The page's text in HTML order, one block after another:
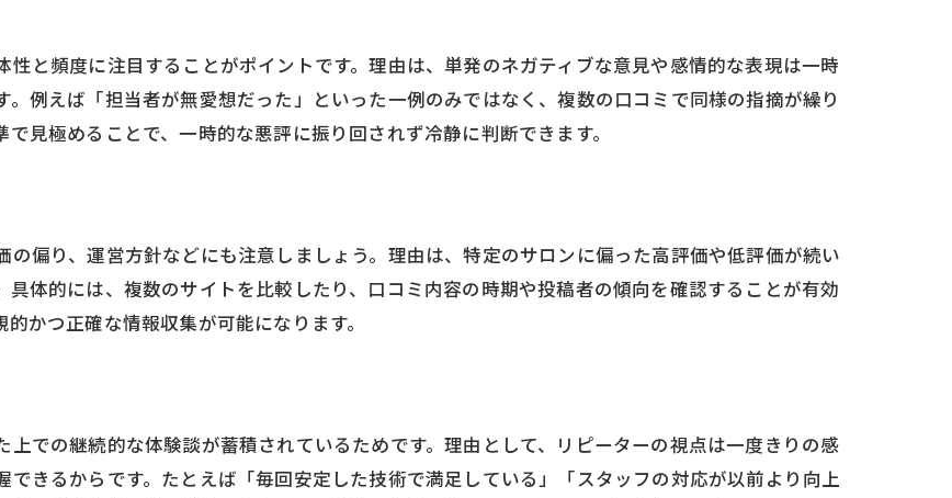
口コミサイト利用で失敗しないための工夫
美容室口コミから読み解く技術や対応力
悪い口コミに惑わされない美容室選びのコツ
美容室口コミサイトのネガティブ情報対策
悪い口コミに惑わされず美容室を選ぶコツ
美容室口コミの偏りを見抜くチェック方法
美容室口コミ例文から伝わる本音の体験談
口コミ常連が語る美容室のリアルな評価点
と頻度に注目することがポイントです。理由は、単発のネガティブな意見や感情的な表現は一時
例えば「担当者が無愛想だった」といった一例のみではなく、複数の口コミで同様の指摘が繰り
見極めることで、一時的な悪評に振り回されず冷静に判断できます。
偏り、運営方針などにも注意しましょう。理由は、特定のサロンに偏った高評価や低評価が続い
体的には、複数のサイトを比較したり、口コミ内容の時期や投稿者の傾向を確認することが有効
かつ正確な情報収集が可能になります。
での継続的な体験談が蓄積されているためです。理由として、リピーターの視点は一度きりの感
きるからです。たとえば「毎回安定した技術で満足している」「スタッフの対応が以前より向上